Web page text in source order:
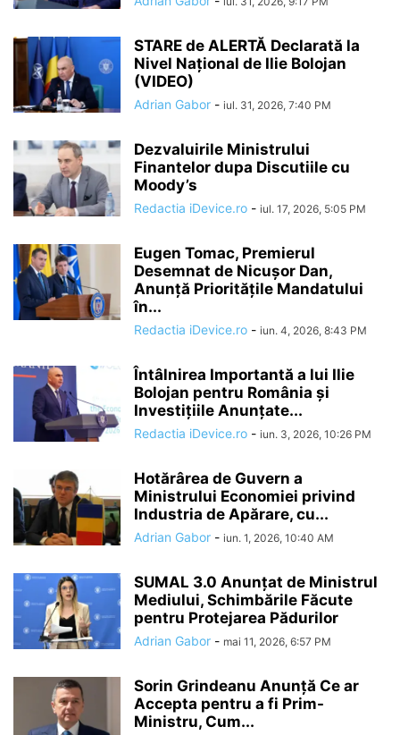
STARE de ALERTĂ Declarată la
Nivel Național de Ilie Bolojan
(VIDEO)
Adrian Gabor - iul. 31, 2026, 7:40 PM
Dezvaluirile Ministrului
Finantelor dupa Discutiile cu
Moody’s
Redactia iDevice.ro - iul. 17, 2026, 5:05 PM
Eugen Tomac, Premierul
Desemnat de Nicușor Dan,
Anunță Prioritățile Mandatului
în...
Redactia iDevice.ro - iun. 4, 2026, 8:43 PM
Întâlnirea Importantă a lui Ilie
Bolojan pentru România și
Investițiile Anunțate...
Redactia iDevice.ro - iun. 3, 2026, 10:26 PM
Hotărârea de Guvern a
Ministrului Economiei privind
Industria de Apărare, cu...
Adrian Gabor - iun. 1, 2026, 10:40 AM
SUMAL 3.0 Anunțat de Ministrul
Mediului, Schimbările Făcute
pentru Protejarea Pădurilor
Adrian Gabor - mai 11, 2026, 6:57 PM
Sorin Grindeanu Anunță Ce ar
Accepta pentru a fi Prim-
Ministru, Cum...